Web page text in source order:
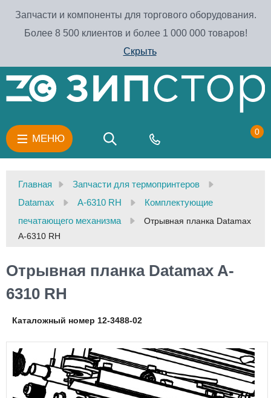
Запчасти и компоненты для торгового оборудования.
Более 8 500 клиентов и более 1 000 000 товаров!
Скрыть
МЕНЮ
0
Главная
Запчасти для термопринтеров
Datamax
A-6310 RH
Комплектующие
печатающего механизма
Отрывная планка Datamax
A-6310 RH
Отрывная планка Datamax A-
6310 RH
Каталожный номер 12-3488-02